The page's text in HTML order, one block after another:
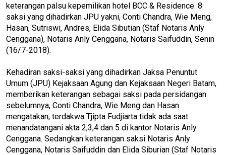
keterangan palsu kepemilikan hotel BCC & Residence. 8
saksi yang dihadirkan JPU yakni, Conti Chandra, Wie Meng,
Hasan, Sutriswi, Andres, Elida Sibutian (Staf Notaris Anly
Cenggana), Notaris Anly Cenggana, Notaris Saifuddin, Senin
(16/7-2018).
Kehadiran saksi-saksi yang dihadirkan Jaksa Penuntut
Umum (JPU) Kejaksaan Agung dan Kejaksaan Negeri Batam,
memberikan keterangan sebagai saksi pada persidangan
sebelumnya, Conti Chandra, Wie Meng dan Hasan
mengatakan, terdakwa Tjipta Fudjiarta tidak ada saat
menandatangani akta 2,3,4 dan 5 di kantor Notaris Anly
Cenggana. Sedangkan keterangan saksi Notaris Anly
Cenggana, Notaris Saifuddin dan Elida Siburian (Staf Notaris